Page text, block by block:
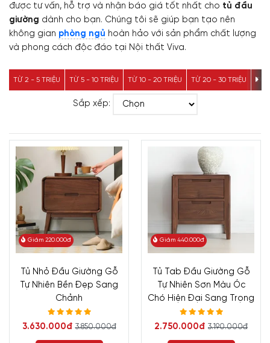
được tư vấn, hỗ trợ và nhận báo giá tốt nhất cho tủ đầu
giường dành cho bạn. Chúng tôi sẽ giúp bạn tạo nên
không gian phòng ngủ hoàn hảo với sản phẩm chất lượng
và phong cách độc đáo tại Nội thất Viva.
TỪ 2 - 5 TRIỆU TỪ 5 - 10 TRIỆU TỪ 10 - 20 TRIỆU TỪ 20 - 30 TRIỆU TỪ
Sắp xếp:
Giảm 220.000đ
Tủ Nhỏ Đầu Giường Gỗ
Tự Nhiên Bền Đẹp Sang
Chảnh
3.630.000đ 3.850.000đ
Giảm 440.000đ
Tủ Tab Đầu Giường Gỗ
Tự Nhiên Sơn Màu Óc
Chó Hiện Đại Sang Trọng
2.750.000đ 3.190.000đ